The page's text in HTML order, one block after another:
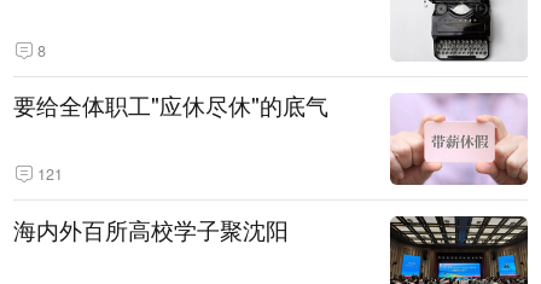
8
要给全体职工"应休尽休"的底气
121
海内外百所高校学子聚沈阳